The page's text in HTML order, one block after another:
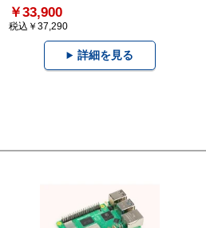
￥33,900
税込￥37,290
詳細を見る